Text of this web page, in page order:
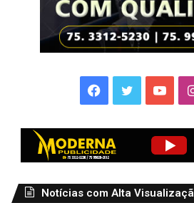
Facebook
Twitter
Notícias com Alta